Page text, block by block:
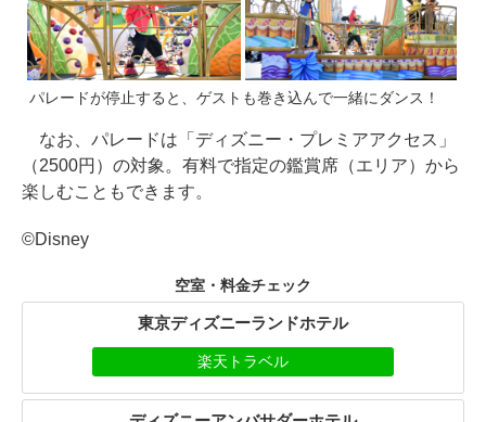
パレードが停止すると、ゲストも巻き込んで一緒にダンス！
なお、パレードは「ディズニー・プレミアアクセス」
（2500円）の対象。有料で指定の鑑賞席（エリア）から
楽しむこともできます。
©Disney
空室・料金チェック
東京ディズニーランドホテル
楽天トラベル